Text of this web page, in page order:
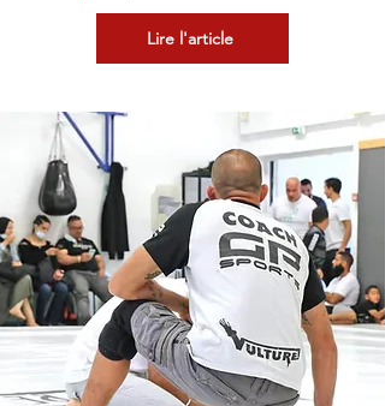
Lire l'article